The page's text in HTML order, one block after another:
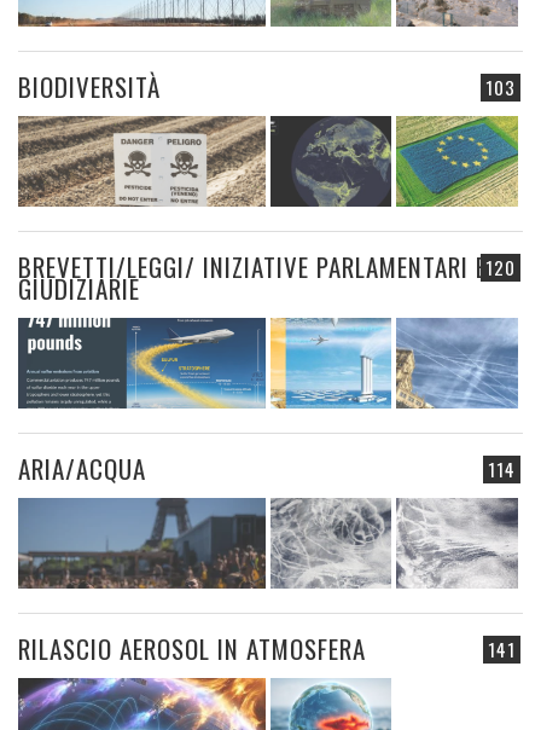
103
BIODIVERSITÀ
120
BREVETTI/LEGGI/ INIZIATIVE PARLAMENTARI E
GIUDIZIARIE
114
ARIA/ACQUA
141
RILASCIO AEROSOL IN ATMOSFERA